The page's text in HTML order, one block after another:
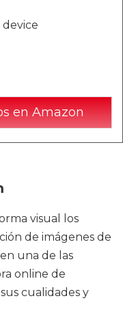
en Amazon
visual los
de imágenes de
una de las
online de
cualidades y